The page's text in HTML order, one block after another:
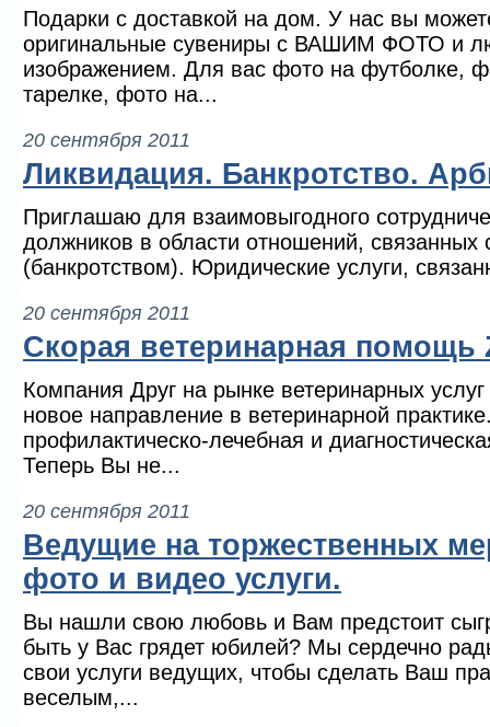
Подарки с доставкой на дом. У нас вы
оригинальные сувениры с ВАШИМ ФОТО и
изображением. Для вас фото на футболке,
тарелке, фото на...
20 сентября 2011
Ликвидация. Банкротство.
Приглашаю для взаимовыгодного
должников в области отношений, связанных
(банкротством). Юридические услуги,
20 сентября 2011
Скорая ветеринарная помощь
Компания Друг на рынке ветеринарных
новое направление в ветеринарной
профилактическо-лечебная и
Теперь Вы не...
20 сентября 2011
Ведущие на торжественных
фото и видео услуги.
Вы нашли свою любовь и Вам предстоит
быть у Вас грядет юбилей? Мы сердечно
свои услуги ведущих, чтобы сделать Ваш
веселым,...